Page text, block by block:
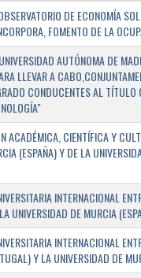
DE ECONOMÍA
FOMENTO DE LA
AUTÓNOMA DE
LLEVAR A
CONDUCENTES AL
ACADÉMICA, CIENTÍFICA Y
(ESPAÑA) Y DE LA
INTERNACIONAL
UNIVERSIDAD DE MURCIA
INTERNACIONAL
Y LA UNIVERSIDAD DE